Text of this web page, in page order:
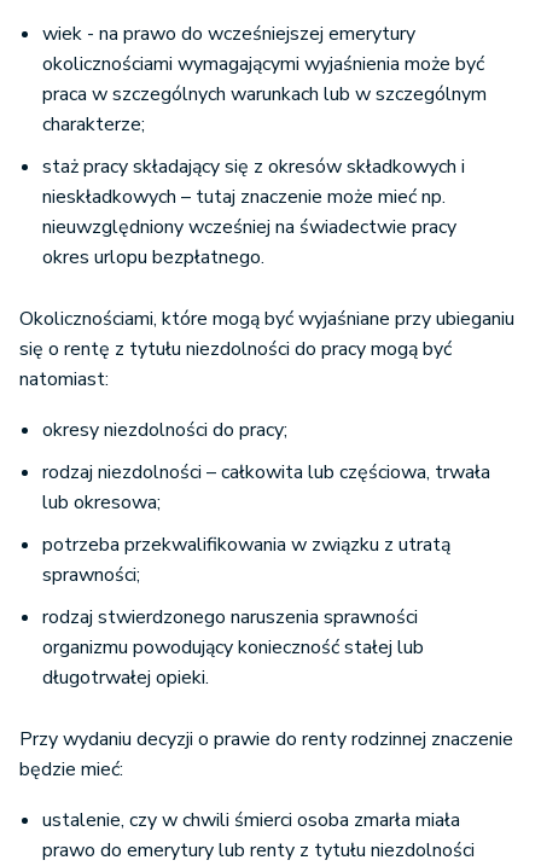
wiek - na prawo do wcześniejszej emerytury
okolicznościami wymagającymi wyjaśnienia może być
praca w szczególnych warunkach lub w szczególnym
charakterze;
staż pracy składający się z okresów składkowych i
nieskładkowych – tutaj znaczenie może mieć np.
nieuwzględniony wcześniej na świadectwie pracy
okres urlopu bezpłatnego.
Okolicznościami, które mogą być wyjaśniane przy ubieganiu
się o rentę z tytułu niezdolności do pracy mogą być
natomiast:
okresy niezdolności do pracy;
rodzaj niezdolności – całkowita lub częściowa, trwała
lub okresowa;
potrzeba przekwalifikowania w związku z utratą
sprawności;
rodzaj stwierdzonego naruszenia sprawności
organizmu powodujący konieczność stałej lub
długotrwałej opieki.
Przy wydaniu decyzji o prawie do renty rodzinnej znaczenie
będzie mieć:
ustalenie, czy w chwili śmierci osoba zmarła miała
prawo do emerytury lub renty z tytułu niezdolności